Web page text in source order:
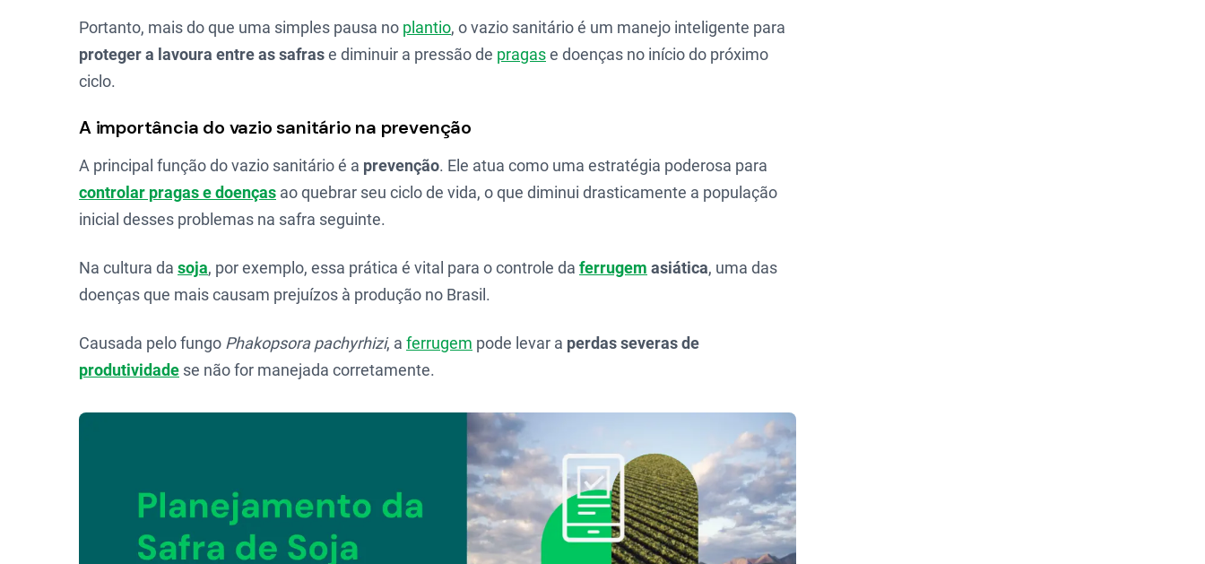
Portanto, mais do que uma simples pausa no plantio, o vazio sanitário é um manejo inteligente para
proteger a lavoura entre as safrase diminuir a pressão de pragase doenças no início do próximo
ciclo.
A importância do vazio sanitário na prevenção
A principal função do vazio sanitário é a prevenção. Ele atua como uma estratégia poderosa para
controlar pragas e doenças ao quebrar seu ciclo de vida, o que diminui drasticamente a população
inicial desses problemas na safra seguinte.
Na cultura da soja, por exemplo, essa prática é vital para o controle da ferrugem asiática, uma das
doenças que mais causam prejuízos à produção no Brasil.
Causada pelo fungo Phakopsora pachyrhizi, a ferrugem pode levar a perdas severas de
produtividade se não for manejada corretamente.